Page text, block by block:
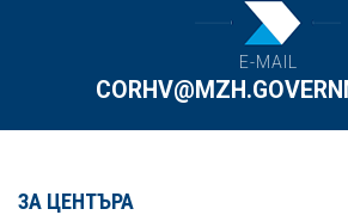
E-MAIL
ЗА ЦЕНТЪРА